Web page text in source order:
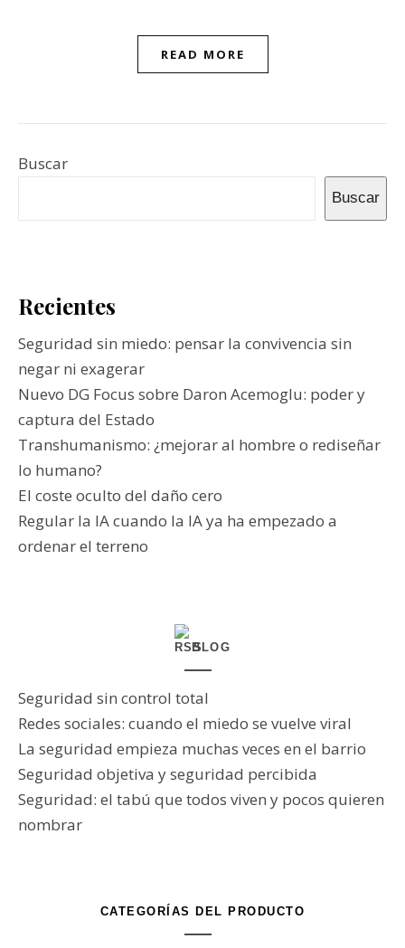
READ MORE
Buscar
Buscar
Recientes
Seguridad sin miedo: pensar la convivencia sin
negar ni exagerar
Nuevo DG Focus sobre Daron Acemoglu: poder y
captura del Estado
Transhumanismo: ¿mejorar al hombre o rediseñar
lo humano?
El coste oculto del daño cero
Regular la IA cuando la IA ya ha empezado a
ordenar el terreno
BLOG
Seguridad sin control total
Redes sociales: cuando el miedo se vuelve viral
La seguridad empieza muchas veces en el barrio
Seguridad objetiva y seguridad percibida
Seguridad: el tabú que todos viven y pocos quieren
nombrar
CATEGORÍAS DEL PRODUCTO